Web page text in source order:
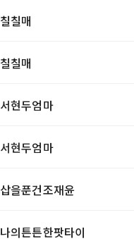
칠칠매
칠칠매
서현두엄마
서현두엄마
삽을푼건조재윤
나의튼튼한팟타이